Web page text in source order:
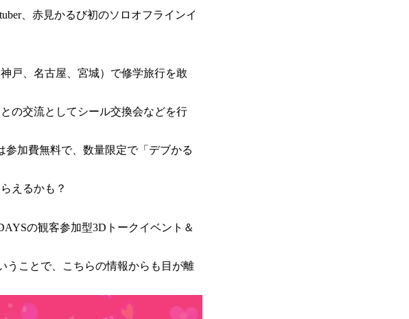
、赤見かるび初のソロオフラインイ
戸、名古屋、宮城）で修学旅行を敢
の交流としてシール交換会などを行
加費無料で、数量限定で「デブかる
えるかも？
の観客参加型3Dトークイベント＆
うことで、こちらの情報からも目が離